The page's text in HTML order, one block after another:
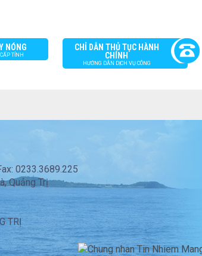
NÓNG
TỈNH
CHỈ DẪN THỦ TỤC HÀNH
CHÍNH
HƯỚNG DẪN DỊCH VỤ CÔNG
0233.3689.225
Quảng Trị
TRỊ